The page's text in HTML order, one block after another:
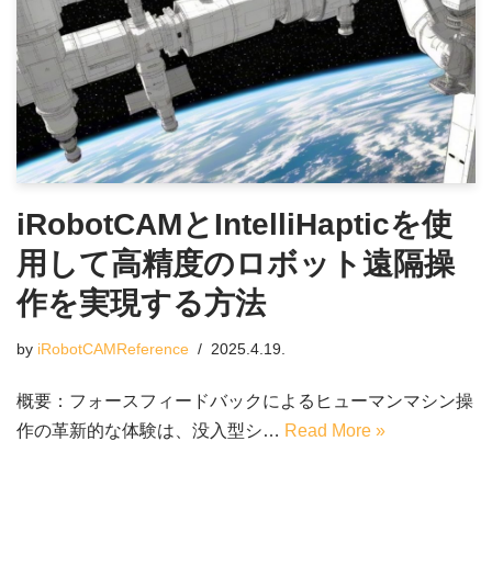
iRobotCAMとIntelliHapticを使
用して高精度のロボット遠隔操
作を実現する方法
by iRobotCAMReference 2025.4.19.
概要：フォースフィードバックによるヒューマンマシン操
作の革新的な体験は、没入型シ… Read More »